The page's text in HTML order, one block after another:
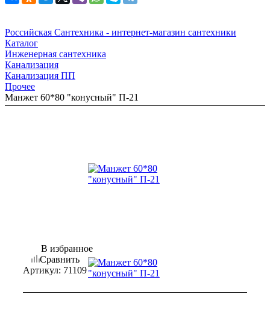
Российская Сантехника - интернет-магазин сантехники
Каталог
Инженерная сантехника
Канализация
Канализация ПП
Прочее
Манжет 60*80 "конусный" П-21
В избранное
Сравнить
Артикул: 71109